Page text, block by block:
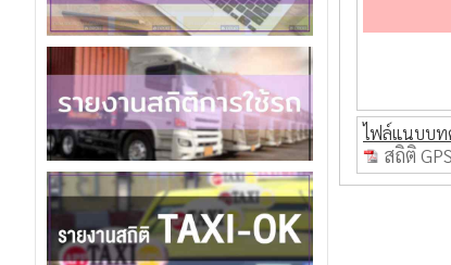
ไฟล์แนบบท
สถิติ